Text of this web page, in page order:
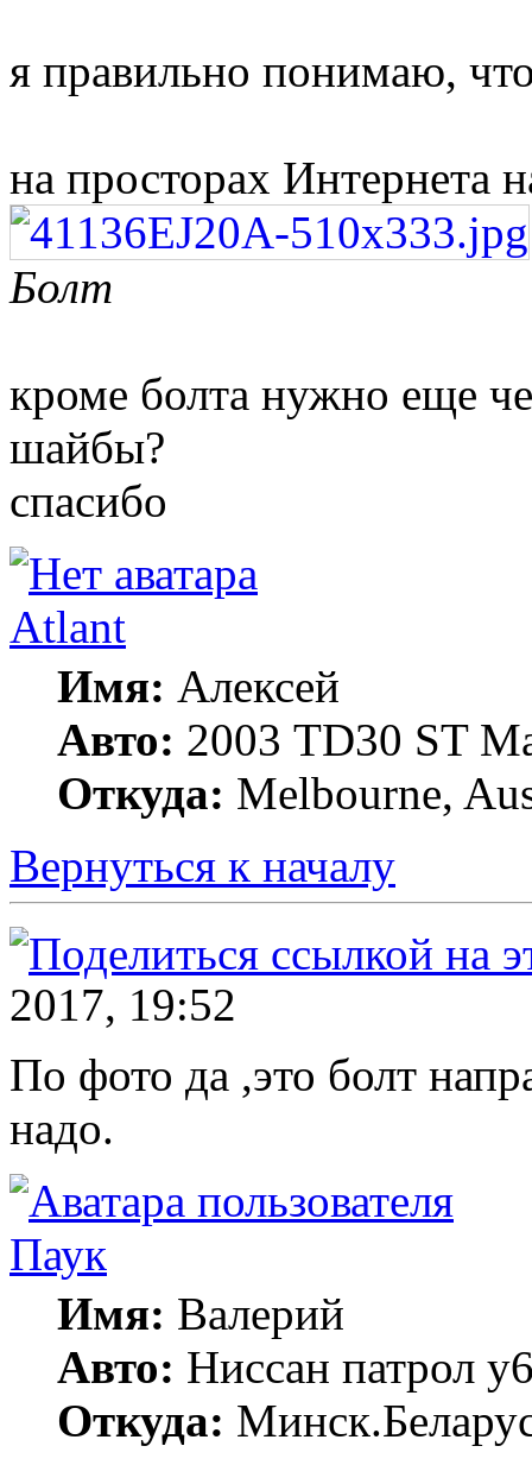
я правильно понимаю,
на просторах Интернета
Болт
кроме болта нужно еще
шайбы?
спасибо
Atlant
Имя: Алексей
Авто: 2003 TD30 ST
Откуда: Melbourne,
Вернуться к началу
2017, 19:52
По фото да ,это болт
надо.
Паук
Имя: Валерий
Авто: Ниссан патрол
Откуда: